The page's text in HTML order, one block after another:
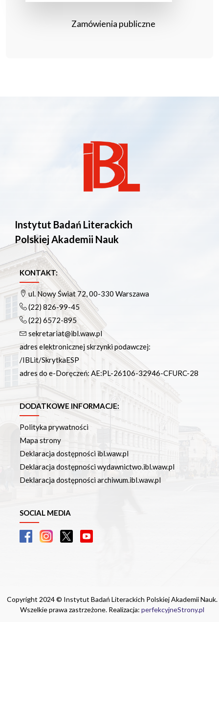
Zamówienia publiczne
Instytut Badań Literackich
Polskiej Akademii Nauk
KONTAKT:
ul. Nowy Świat 72, 00-330 Warszawa
(22) 826-99-45
(22) 6572-895
sekretariat@ibl.waw.pl
adres elektronicznej skrzynki podawczej:
/IBLit/SkrytkaESP
adres do e-Doręczeń: AE:PL-26106-32946-CFURC-28
DODATKOWE INFORMACJE:
Polityka prywatności
Mapa strony
Deklaracja dostępności ibl.waw.pl
Deklaracja dostępności wydawnictwo.ibl.waw.pl
Deklaracja dostępności archiwum.ibl.waw.pl
SOCIAL MEDIA
Copyright 2024 © Instytut Badań Literackich Polskiej Akademii Nauk.
Wszelkie prawa zastrzeżone. Realizacja: perfekcyjneStrony.pl